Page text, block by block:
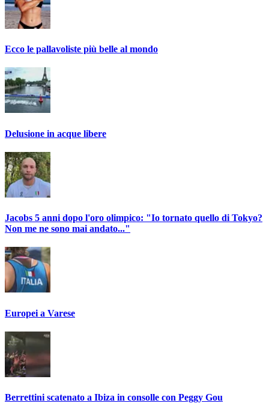
Ecco le pallavoliste più belle al mondo
Delusione in acque libere
Jacobs 5 anni dopo l'oro olimpico: "Io tornato quello di Tokyo?
Non me ne sono mai andato..."
Europei a Varese
Berrettini scatenato a Ibiza in consolle con Peggy Gou